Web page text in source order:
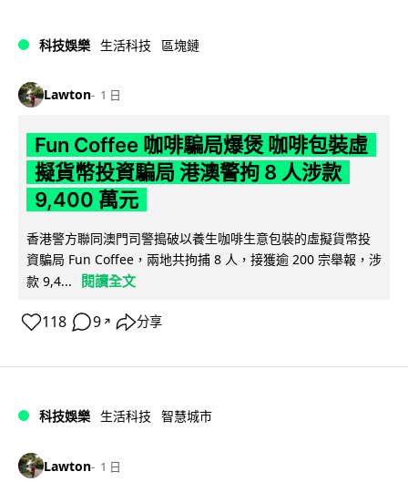
科技娛樂 生活科技 區塊鏈
Lawton 1 日
Fun Coffee 咖啡騙局爆煲 咖啡包裝虛
擬貨幣投資騙局 港澳警拘 8 人涉款
9,400 萬元
香港警方聯同澳門司警搗破以養生咖啡生意包裝的虛擬貨幣投
資騙局 Fun Coffee，兩地共拘捕 8 人，接獲逾 200 宗舉報，涉
款 9,4...
閱讀全文
118 9 ↗ 分享
科技娛樂 生活科技 智慧城市
Lawton 1 日